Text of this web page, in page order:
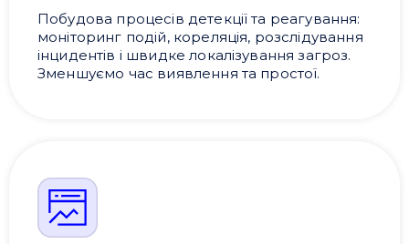
Побудова процесів детекції та реагування:
моніторинг подій, кореляція, розслідування
інцидентів і швидке локалізування загроз.
Зменшуємо час виявлення та простої.